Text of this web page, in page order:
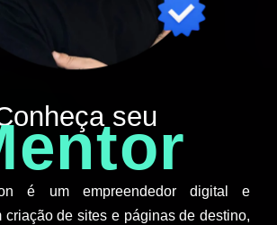
seu
é um empreendedor digital e
criação de sites e páginas de destino,